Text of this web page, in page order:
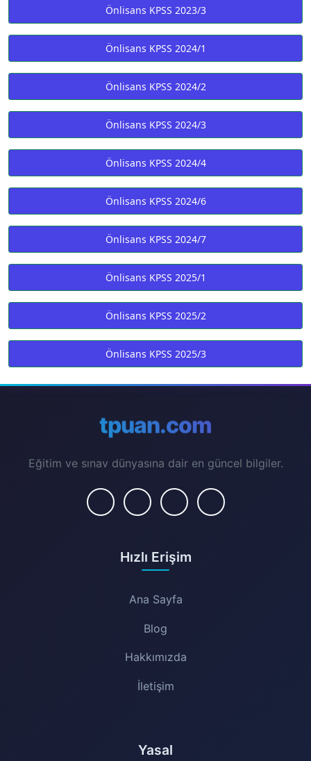
Önlisans KPSS 2023/3
Önlisans KPSS 2024/1
Önlisans KPSS 2024/2
Önlisans KPSS 2024/3
Önlisans KPSS 2024/4
Önlisans KPSS 2024/6
Önlisans KPSS 2024/7
Önlisans KPSS 2025/1
Önlisans KPSS 2025/2
Önlisans KPSS 2025/3
tpuan.com
Eğitim ve sınav dünyasına dair en güncel bilgiler.
Hızlı Erişim
Ana Sayfa
Blog
Hakkımızda
İletişim
Yasal